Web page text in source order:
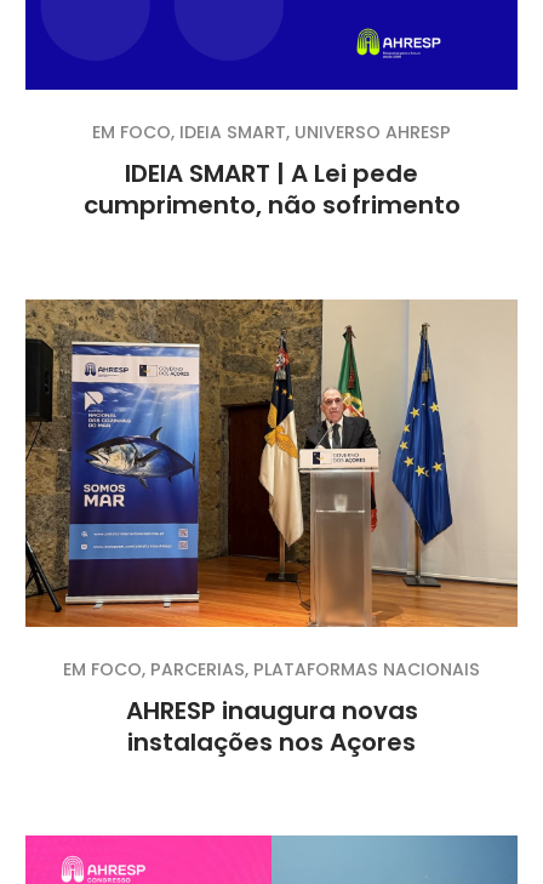
IDEIA SMART | A Lei pede
cumprimento, não sofrimento
EM FOCO, IDEIA SMART, UNIVERSO AHRESP
AHRESP inaugura novas
instalações nos Açores
EM FOCO, PARCERIAS, PLATAFORMAS NACIONAIS